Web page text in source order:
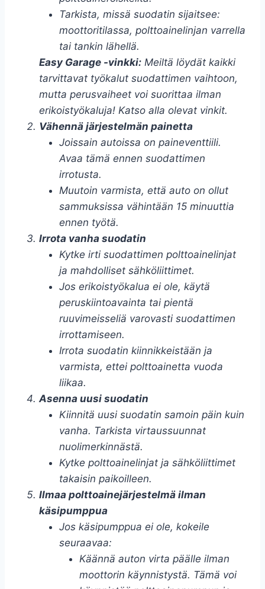
Tarkista, missä suodatin sijaitsee:
moottoritilassa, polttoainelinjan varrella
tai tankin lähellä.
Easy Garage -vinkki: Meiltä löydät kaikki
tarvittavat työkalut suodattimen vaihtoon,
mutta perusvaiheet voi suorittaa ilman
erikoistyökaluja! Katso alla olevat vinkit.
Vähennä järjestelmän painetta
Joissain autoissa on paineventtiili.
Avaa tämä ennen suodattimen
irrotusta.
Muutoin varmista, että auto on ollut
sammuksissa vähintään 15 minuuttia
ennen työtä.
Irrota vanha suodatin
Kytke irti suodattimen polttoainelinjat
ja mahdolliset sähköliittimet.
Jos erikoistyökalua ei ole, käytä
peruskiintoavainta tai pientä
ruuvimeisseliä varovasti suodattimen
irrottamiseen.
Irrota suodatin kiinnikkeistään ja
varmista, ettei polttoainetta vuoda
liikaa.
Asenna uusi suodatin
Kiinnitä uusi suodatin samoin päin kuin
vanha. Tarkista virtaussuunnat
nuolimerkinnästä.
Kytke polttoainelinjat ja sähköliittimet
takaisin paikoilleen.
Ilmaa polttoainejärjestelmä ilman
käsipumppua
Jos käsipumppua ei ole, kokeile
seuraavaa:
Käännä auton virta päälle ilman
moottorin käynnistystä. Tämä voi